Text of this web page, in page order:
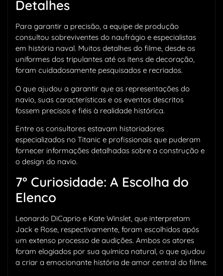
Detalhes
Para garantir a precisão, a equipe de produção
consultou sobreviventes do naufrágio e especialistas
em história naval. Muitos detalhes do filme, desde os
uniformes dos tripulantes até os itens de decoração,
foram cuidadosamente pesquisados e recriados.
O que ajudou a garantir que as representações do
navio, suas características e os eventos descritos
fossem precisos e fiéis à realidade histórica.
Entre os consultores estavam historiadores
especializados no Titanic e profissionais que puderam
fornecer informações detalhadas sobre a construção e
o design do navio.
7° Curiosidade: A Escolha do
Elenco
Leonardo DiCaprio e Kate Winslet, que interpretam
Jack e Rose, respectivamente, foram escolhidos após
um extenso processo de audições. Ambos os atores
foram elogiados por sua química natural, o que ajudou
a criar a emocionante história de amor central do filme.